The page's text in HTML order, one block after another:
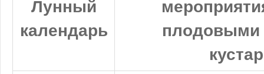
Лунный
календарь
плодовыми